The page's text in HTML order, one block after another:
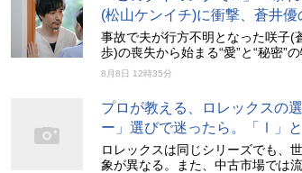
(松山ケンイチ)に衝撃、蒼井
事故で夫が行方不明となった咲子(
歩)の喪失から始まる“愛”と“秘密”
8月8日 12時35分
プロが教える、ロレックスの
ー」選びで迷ったら。「Ⅰ」
ロレックスは同じシリーズでも、
象が異なる。また、中古市場では